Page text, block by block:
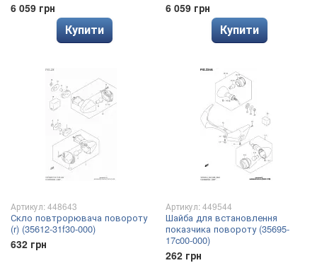
6 059 грн
Купити
6 059 грн
Купити
Артикул: 448643
Скло повтрорювача повороту
(r) (35612-31f30-000)
632 грн
Артикул: 449544
Шайба для встановлення
показчика повороту (35695-
17c00-000)
262 грн